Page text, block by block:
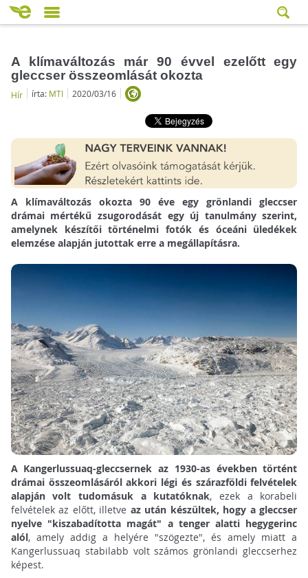
A klímaváltozás már 90 évvel ezelőtt egy
gleccser összeomlását okozta
Hír írta: MTI 2020/03/16
A klímaváltozás okozta 90 éve egy grönlandi gleccser
drámai mértékű zsugorodását egy új tanulmány szerint,
amelynek készítői történelmi fotók és óceáni üledékek
elemzése alapján jutottak erre a megállapításra.
A Kangerlussuaq-gleccsernek az 1930-as években történt
drámai összeomlásáról akkori légi és szárazföldi felvételek
alapján volt tudomásuk a kutatóknak, ezek a korabeli
felvételek az előtt, illetve az után készültek, hogy a gleccser
nyelve "kiszabadította magát" a tenger alatti hegygerinc
alól, amely addig a helyére "szögezte", és amely miatt a
Kangerlussuaq stabilabb volt számos grönlandi gleccserhez
képest.